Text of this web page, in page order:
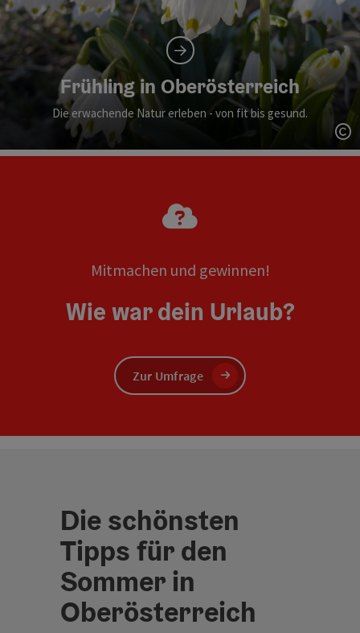
Frühling in Oberösterreich
Die erwachende Natur erleben - von fit bis gesund.
Mitmachen und gewinnen!
Wie war dein Urlaub?
Zur Umfrage
Die schönsten
Tipps für den
Sommer in
Oberösterreich